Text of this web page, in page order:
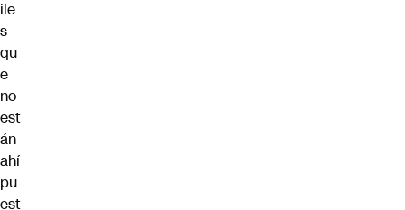
ile
s
qu
e
no
est
án
ahí
pu
est